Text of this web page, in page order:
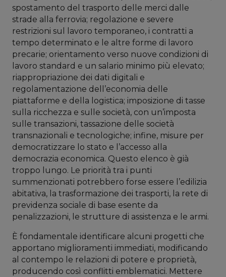
spostamento del trasporto delle merci dalle
strade alla ferrovia; regolazione e severe
restrizioni sul lavoro temporaneo, i contratti a
tempo determinato e le altre forme di lavoro
precarie; orientamento verso nuove condizioni di
lavoro standard e un salario minimo più elevato;
riappropriazione dei dati digitali e
regolamentazione dell’economia delle
piattaforme e della logistica; imposizione di tasse
sulla ricchezza e sulle società, con un’imposta
sulle transazioni, tassazione delle società
transnazionali e tecnologiche; infine, misure per
democratizzare lo stato e l’accesso alla
democrazia economica. Questo elenco è già
troppo lungo. Le priorità tra i punti
summenzionati potrebbero forse essere l’edilizia
abitativa, la trasformazione dei trasporti, la rete di
previdenza sociale di base esente da
penalizzazioni, le strutture di assistenza e le armi.
È fondamentale identificare alcuni progetti che
apportano miglioramenti immediati, modificando
al contempo le relazioni di potere e proprietà,
producendo così conflitti emblematici. Mettere